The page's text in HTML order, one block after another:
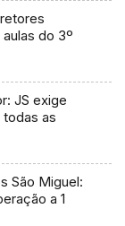
do 3º
JS exige
as
São Miguel:
a 1